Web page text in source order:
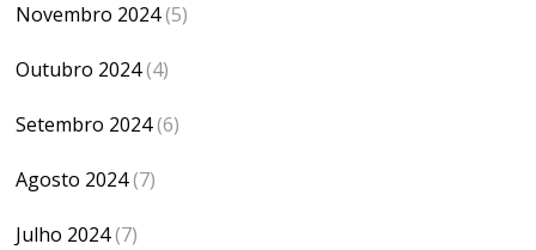
Novembro 2024(5)
Outubro 2024(4)
Setembro 2024(6)
Agosto 2024(7)
Julho 2024(7)